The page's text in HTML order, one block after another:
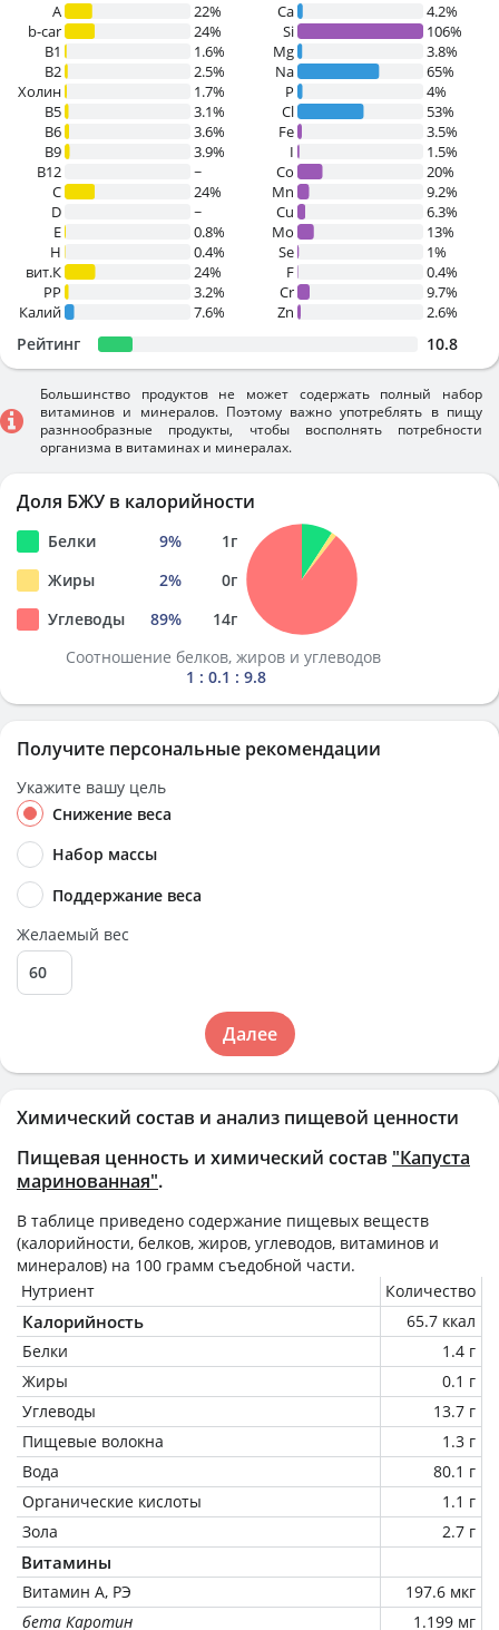
Химический состав и анализ пищевой ценности
Пищевая ценность и химический состав "Капуста
маринованная".
В таблице приведено содержание пищевых веществ
(калорийности, белков, жиров, углеводов, витаминов и
минералов) на 100 грамм съедобной части.
Нутриент
Количество
Калорийность
65.7 ккал
Белки
1.4 г
Жиры
0.1 г
Углеводы
13.7 г
Пищевые волокна
1.3 г
Вода
80.1 г
Органические кислоты
1.1 г
Зола
2.7 г
Витамины
Витамин А, РЭ
197.6 мкг
бета Каротин
1.199 мг
A
22%
b-car
24%
В1
1.6%
B2
2.5%
Холин
1.7%
B5
3.1%
B6
3.6%
B9
3.9%
B12
~
C
24%
D
~
E
0.8%
H
0.4%
вит.К
24%
PP
3.2%
Калий
7.6%
Ca
4.2%
Si
106%
Mg
3.8%
Na
65%
P
4%
Cl
53%
Fe
3.5%
I
1.5%
Co
20%
Mn
9.2%
Cu
6.3%
Mo
13%
Se
1%
F
0.4%
Cr
9.7%
Zn
2.6%
Рейтинг 10.8
Большинство продуктов не может содержать полный набор
витаминов и минералов. Поэтому важно употреблять в пищу
разннообразные продукты, чтобы восполнять потребности
организма в витаминах и минералах.
Доля БЖУ в калорийности
Белки 9% 1г
Жиры
2% 0г
Углеводы
89% 14г
Соотношение белков, жиров и углеводов
1 : 0.1 : 9.8
Получите персональные рекомендации
Укажите вашу цель
Снижение веса
Набор массы
Поддержание веса
Желаемый вес
Далее